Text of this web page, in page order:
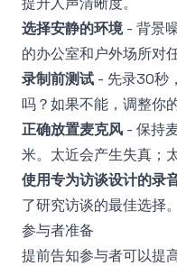
选择安静的环境- 背景
的办公室和户外场所对
录制前测试 - 先录30秒
吗？如果不能，调整你
正确放置麦克风 - 保持
米。太近会产生失真；
使用专为访谈设计的录
了研究访谈的最佳选择。
参与者准备
提前告知参与者可以提